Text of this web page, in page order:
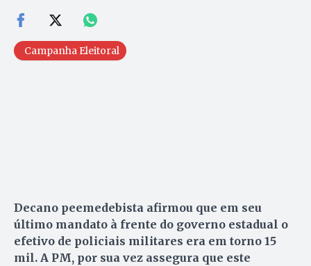
Campanha Eleitoral
Decano peemedebista afirmou que em seu
último mandato à frente do governo estadual o
efetivo de policiais militares era em torno 15
mil. A PM, por sua vez assegura que este